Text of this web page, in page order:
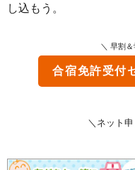
し込もう。
＼ 早割
合宿免許受付
＼ネット